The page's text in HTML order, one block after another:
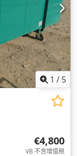
1 / 5
€4,800
VB 不含增值税